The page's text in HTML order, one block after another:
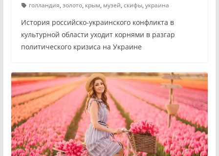
голландия, золото, крым, музей, скифы, украина
История российско-украинского конфликта в
культурной области уходит корнями в разгар
политического кризиса на Украине